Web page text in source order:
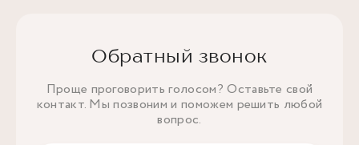
Обратный звонок
Проще проговорить голосом? Оставьте свой
контакт. Мы позвоним и поможем решить любой
вопрос.